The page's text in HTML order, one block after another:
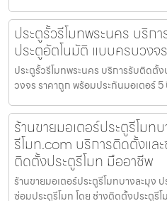
ประตูรั้วรีโมทพระนคร บริก
ประตูอัตโนมัติ แบบครบวงจ
ประตูรั้วรีโมทพระนคร บริการรับติดตั้
วงจร ราคาถูก พร้อมประกันมอเตอร์ 5
ร้านขายมอเตอร์ประตูรีโมท
รีโมท.com บริการติดตั้งแล
ติดตั้งประตูรีโมท มืออาชีพ
ร้านขายมอเตอร์ประตูรีโมทบางละมุง
ซ่อมประตูรีโมท โดย ช่างติดตั้งประตูรี